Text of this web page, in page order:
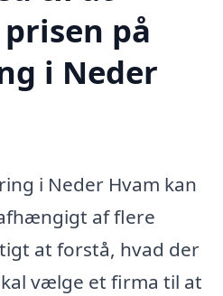
på
i Neder
i Neder Hvam kan
af flere
at forstå, hvad der
vælge et firma til at